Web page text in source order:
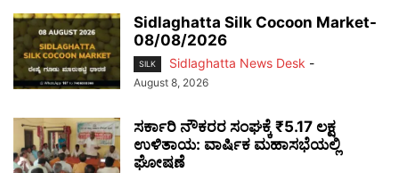
Sidlaghatta Silk Cocoon Market-
08/08/2026
SILK Sidlaghatta News Desk -
August 8, 2026
ಸರ್ಕಾರಿ ನೌಕರರ ಸಂಘಕ್ಕೆ ₹5.17 ಲಕ್ಷ
ಉಳಿತಾಯ: ವಾರ್ಷಿಕ ಮಹಾಸಭೆಯಲ್ಲಿ
ಘೋಷಣೆ